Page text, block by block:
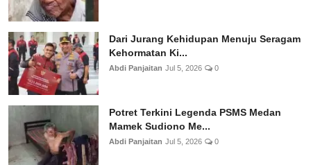
Dari Jurang Kehidupan Menuju Seragam
Kehormatan Ki...
Abdi Panjaitan Jul 5, 2026 0
Potret Terkini Legenda PSMS Medan
Mamek Sudiono Me...
Abdi Panjaitan Jul 5, 2026 0